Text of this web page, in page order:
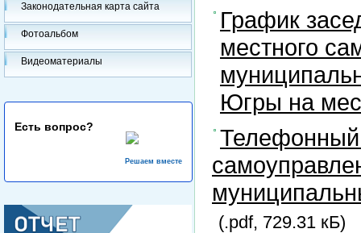
Законодательная карта сайта
Фотоальбом
Видеоматериалы
Есть вопрос?
Решаем вместе
График
местного
Югры на
Телефонный
(.pdf, 729.31 кБ)